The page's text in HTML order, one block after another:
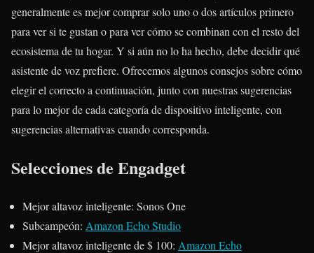
generalmente es mejor comprar solo uno o dos artículos primero
para ver si te gustan o para ver cómo se combinan con el resto del
ecosistema de tu hogar. Y si aún no lo ha hecho, debe decidir qué
asistente de voz prefiere. Ofrecemos algunos consejos sobre cómo
elegir el correcto a continuación, junto con nuestras sugerencias
para lo mejor de cada categoría de dispositivo inteligente, con
sugerencias alternativas cuando corresponda.
Selecciones de Engadget
Mejor altavoz inteligente: Sonos One
Subcampeón: Amazon Echo Studio
Mejor altavoz inteligente de $ 100: Amazon Echo